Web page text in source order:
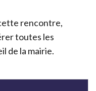
cette rencontre,
toutes les
de la mairie.